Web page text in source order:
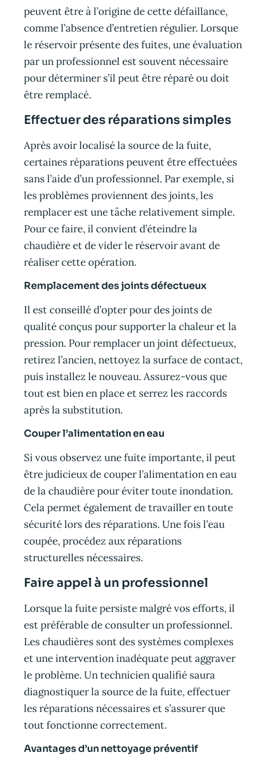
peuvent être à l’origine de cette défaillance,
comme l’absence d’entretien régulier. Lorsque
le réservoir présente des fuites, une évaluation
par un professionnel est souvent nécessaire
pour déterminer s’il peut être réparé ou doit
être remplacé.
Effectuer des réparations simples
Après avoir localisé la source de la fuite,
certaines réparations peuvent être effectuées
sans l’aide d’un professionnel. Par exemple, si
les problèmes proviennent des joints, les
remplacer est une tâche relativement simple.
Pour ce faire, il convient d’éteindre la
chaudière et de vider le réservoir avant de
réaliser cette opération.
Remplacement des joints défectueux
Il est conseillé d’opter pour des joints de
qualité conçus pour supporter la chaleur et la
pression. Pour remplacer un joint défectueux,
retirez l’ancien, nettoyez la surface de contact,
puis installez le nouveau. Assurez-vous que
tout est bien en place et serrez les raccords
après la substitution.
Couper l’alimentation en eau
Si vous observez une fuite importante, il peut
être judicieux de couper l’alimentation en eau
de la chaudière pour éviter toute inondation.
Cela permet également de travailler en toute
sécurité lors des réparations. Une fois l’eau
coupée, procédez aux réparations
structurelles nécessaires.
Faire appel à un professionnel
Lorsque la fuite persiste malgré vos efforts, il
est préférable de consulter un professionnel.
Les chaudières sont des systèmes complexes
et une intervention inadéquate peut aggraver
le problème. Un technicien qualifié saura
diagnostiquer la source de la fuite, effectuer
les réparations nécessaires et s’assurer que
tout fonctionne correctement.
Avantages d’un nettoyage préventif